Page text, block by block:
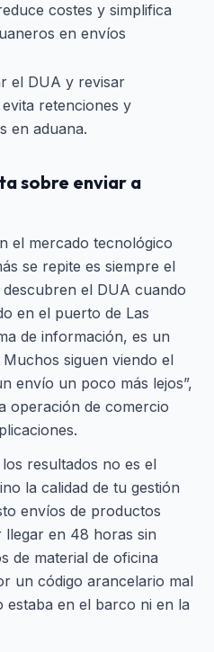
costes y simplifica
en envíos
el DUA y revisar
retenciones y
en aduana.
sobre enviar a
el mercado tecnológico
se repite es siempre el
el DUA cuando
en el puerto de Las
de información, es un
siguen viendo el
envío un poco más lejos”,
operación de comercio
resultados no es el
la calidad de tu gestión
envíos de productos
en 48 horas sin
de material de oficina
un código arancelario mal
estaba en el barco ni en la